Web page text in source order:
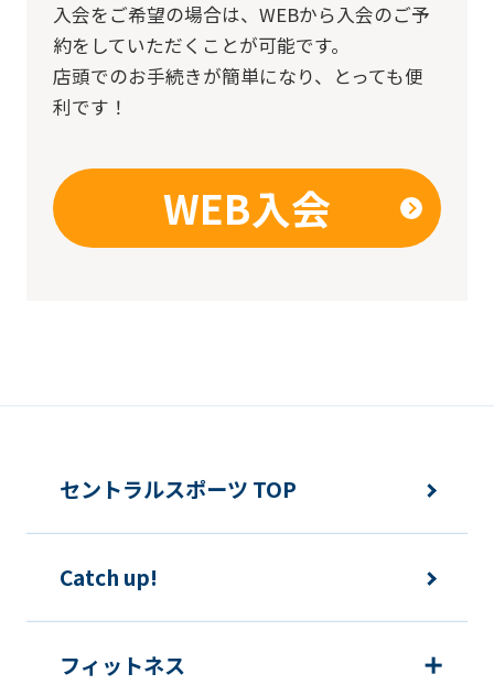
入会をご希望の場合は、 WEBから入会のご予
約をしていただくことが可能です。
店頭でのお手続きが簡単になり、とっても便
利です！
WEB入会
セントラルスポーツ TOP
Catch up!
フィットネス